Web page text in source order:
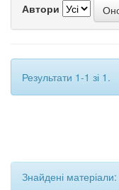
Автори
Результати 1-1 зі 1.
Знайдені матеріали: